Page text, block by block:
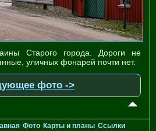
Старого города. Дороги не
уличных фонарей почти нет.
фото ->
Фото Карты и планы Ссылки